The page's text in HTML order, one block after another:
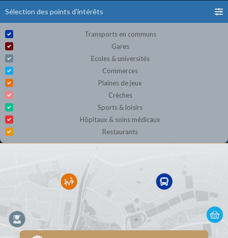
Sélection des points d'intérêts
Transports en communs
Gares
Ecoles & universités
Commerces
Plaines de jeux
Crèches
Sports & loisirs
Hôpitaux & soins médicaux
Restaurants